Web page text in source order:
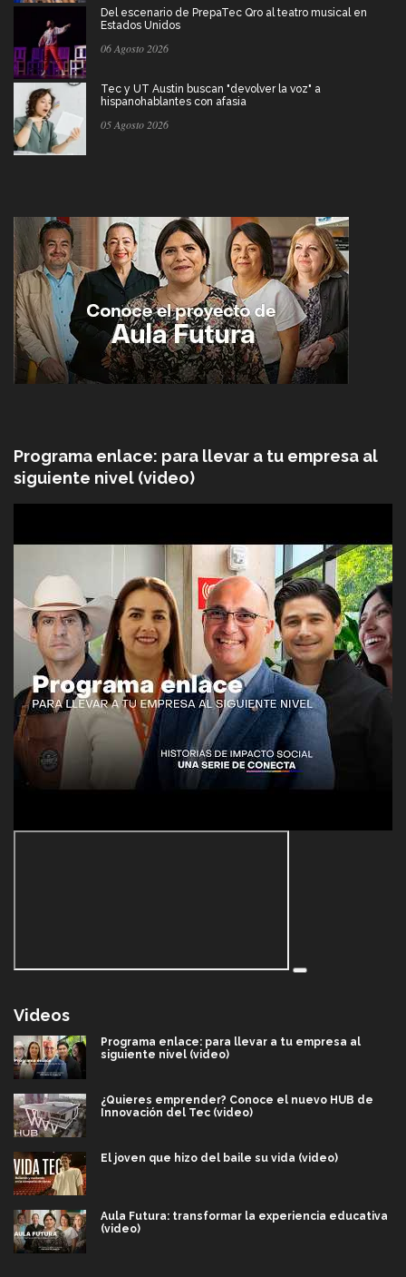
Del escenario de PrepaTec Qro al teatro musical en
Estados Unidos
06 Agosto 2026
Tec y UT Austin buscan "devolver la voz" a
hispanohablantes con afasia
05 Agosto 2026
Programa enlace: para llevar a tu empresa al
siguiente nivel (video)
Videos
Programa enlace: para llevar a tu empresa al
siguiente nivel (video)
¿Quieres emprender? Conoce el nuevo HUB de
Innovación del Tec (video)
El joven que hizo del baile su vida (video)
Aula Futura: transformar la experiencia educativa
(video)